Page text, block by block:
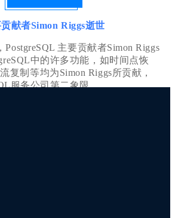
献者Simon Riggs逝世
PostgreSQL 主要贡献者Simon Riggs
中的许多功能，如时间点恢
复制等均为Simon Riggs所贡献，
服务公司第二象限
创始人、CEO、CTO；2ndQuadrant
任Postgres研究员直到退休，而英
直到去年之前也一直由他负责。
区反映强烈，Redis之父回应
BSD许可证，转而采用MongoDB
SSPL许可证后，社区反应强烈，
至AWS都表示将不再参与社区贡